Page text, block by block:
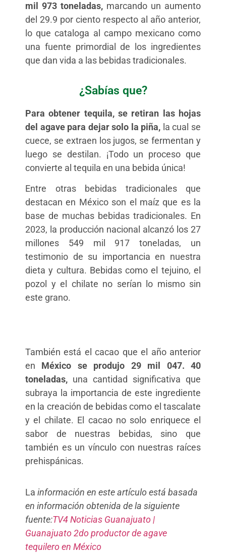
mil 973 toneladas, marcando un aumento
del 29.9 por ciento respecto al año anterior,
lo que cataloga al campo mexicano como
una fuente primordial de los ingredientes
que dan vida a las bebidas tradicionales.
¿Sabías que?
Para obtener tequila, se retiran las hojas
del agave para dejar solo la piña, la cual se
cuece, se extraen los jugos, se fermentan y
luego se destilan. ¡Todo un proceso que
convierte al tequila en una bebida única!
Entre otras bebidas tradicionales que
destacan en México son el maíz que es la
base de muchas bebidas tradicionales. En
2023, la producción nacional alcanzó los 27
millones 549 mil 917 toneladas, un
testimonio de su importancia en nuestra
dieta y cultura. Bebidas como el tejuino, el
pozol y el chilate no serían lo mismo sin
este grano.
También está el cacao que el año anterior
en México se produjo 29 mil 047. 40
toneladas, una cantidad significativa que
subraya la importancia de este ingrediente
en la creación de bebidas como el tascalate
y el chilate. El cacao no solo enriquece el
sabor de nuestras bebidas, sino que
también es un vínculo con nuestras raíces
prehispánicas.
La información en este artículo está basada
en información obtenida de la siguiente
fuente:TV4 Noticias Guanajuato |
Guanajuato 2do productor de agave
tequilero en México